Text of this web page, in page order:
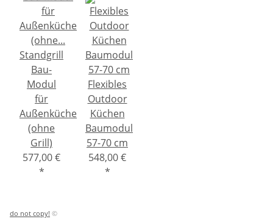
Standgrill
Bau-
Modul
für
Außenküche
(ohne
Grill)
577,00 €
*
Flexibles
Outdoor
Küchen
Baumodul
57-70 cm
548,00 €
*
do not copy! ©